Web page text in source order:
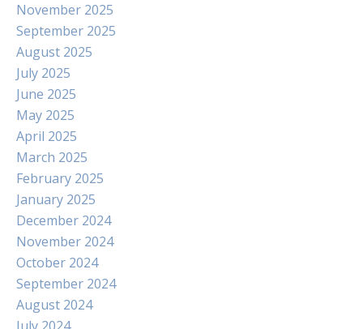
November 2025
September 2025
August 2025
July 2025
June 2025
May 2025
April 2025
March 2025
February 2025
January 2025
December 2024
November 2024
October 2024
September 2024
August 2024